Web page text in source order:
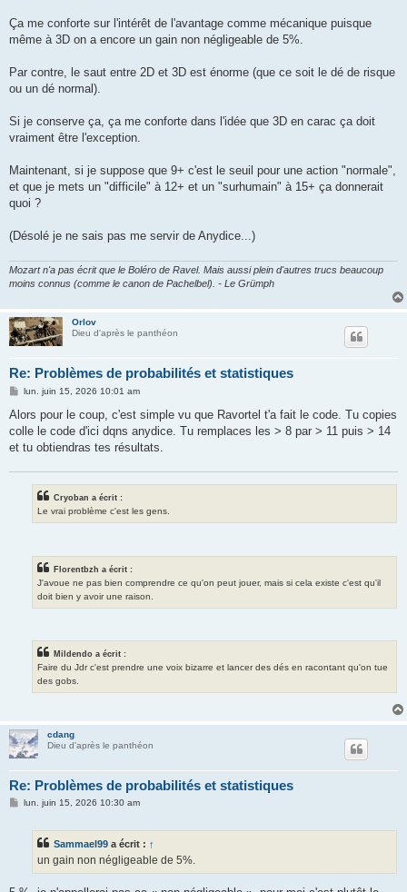
Ça me conforte sur l'intérêt de l'avantage comme mécanique puisque
même à 3D on a encore un gain non négligeable de 5%.
Par contre, le saut entre 2D et 3D est énorme (que ce soit le dé de risque
ou un dé normal).
Si je conserve ça, ça me conforte dans l'idée que 3D en carac ça doit
vraiment être l'exception.
Maintenant, si je suppose que 9+ c'est le seuil pour une action "normale",
et que je mets un "difficile" à 12+ et un "surhumain" à 15+ ça donnerait
quoi ?
(Désolé je ne sais pas me servir de Anydice...)
Mozart n'a pas écrit que le Boléro de Ravel. Mais aussi plein d'autres trucs beaucoup
moins connus (comme le canon de Pachelbel). - Le Grümph
Orlov
Dieu d'après le panthéon
Re: Problèmes de probabilités et statistiques
M
s
a
g
lun. juin 15, 2026 10:01 am
Alors pour le coup, c'est simple vu que Ravortel t'a fait le code. Tu copies
colle le code d'ici dqns anydice. Tu remplaces les > 8 par > 11 puis > 14
et tu obtiendras tes résultats.
Cryoban a écrit :
Le vrai problème c'est les gens.
Florentbzh a écrit :
J'avoue ne pas bien comprendre ce qu'on peut jouer, mais si cela existe c'est qu'il
doit bien y avoir une raison.
Mildendo a écrit :
Faire du Jdr c'est prendre une voix bizarre et lancer des dés en racontant qu'on tue
des gobs.
cdang
Dieu d'après le panthéon
Re: Problèmes de probabilités et statistiques
Mlun. juin 15, 2026 10:30 am
Sammael99 a écrit : ↑
un gain non négligeable de 5%.